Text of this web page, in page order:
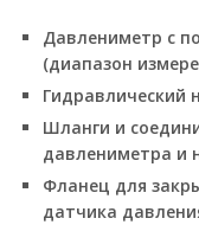
Давлениметр с
(диапазон
Гидравлический
Шланги и
давлениметра и
Фланец для
датчика